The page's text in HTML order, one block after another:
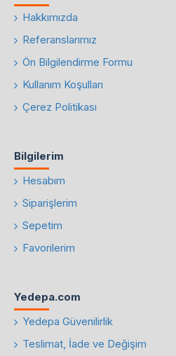
Hakkımızda
Referanslarımız
Ön Bilgilendirme Formu
Kullanım Koşulları
Çerez Politikası
Bilgilerim
Hesabım
Siparişlerim
Sepetim
Favorilerim
Yedepa.com
Yedepa Güvenilirlik
Teslimat, İade ve Değişim